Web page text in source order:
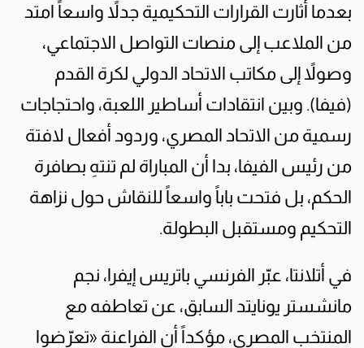
بعدما أثارت القرارات التحكيمية جدلاً واسعاً امتد
من الملاعب إلى منصات التواصل الاجتماعي،
وصولاً إلى مكاتب الاتحاد الدولي لكرة القدم
(فيفا). وبين انتقادات أساطير اللعبة، واحتجاجات
رسمية من الاتحاد المصري، وردود أفعال لافتة
من رئيس الفيفا، بدا أن المباراة لم تنتهِ بصافرة
الحكم، بل فتحت باباً واسعاً للنقاش حول نزاهة
التحكيم ومستقبل البطولة.
في أتلانتا، عبّر الفرنسي باتريس إيفرا، نجم
مانشستر يونايتد السابق، عن تعاطفه مع
المنتخب المصري، مؤكداً أن الفراعنة «تعرّضوا